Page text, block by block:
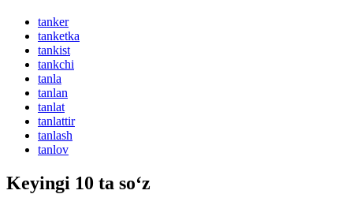
tanker
tanketka
tankist
tankchi
tanla
tanlan
tanlat
tanlattir
tanlash
tanlov
Keyingi 10 ta so‘z